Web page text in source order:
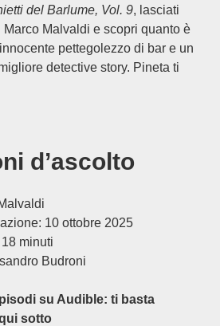
del Barlume, Vol. 9, lasciati
Malvaldi e scopri quanto è
pettegolezzo di bar e un
detective story. Pineta ti
d’ascolto
10 ottobre 2025
minuti
Budroni
su Audible: ti basta
sotto